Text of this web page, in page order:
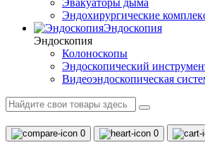
Эвакуаторы дыма
Эндохирургические
Эндоскопия
Эндоскопия
Колоноскопы
Эндоскопический
Видеоэндоскопическая
0 0